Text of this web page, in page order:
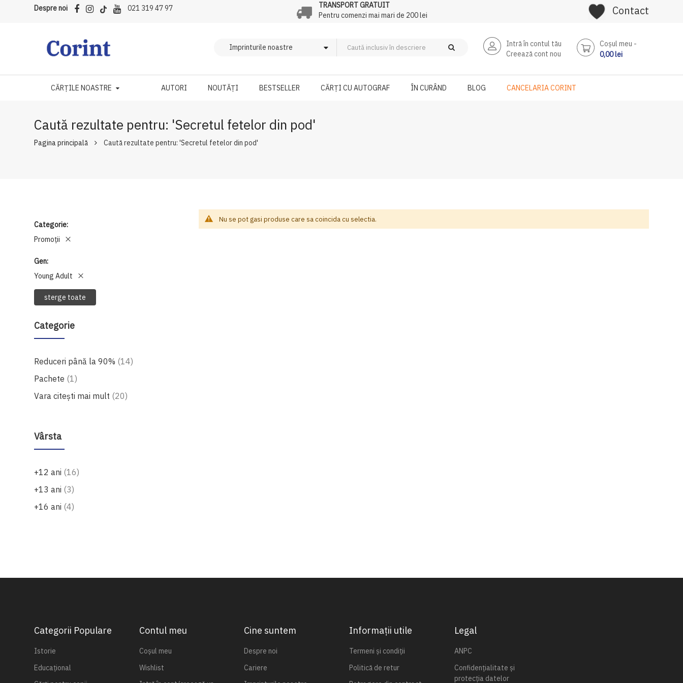
Despre noi 021 319 47 97
TRANSPORT GRATUIT
Pentru comenzi mai mari de 200 lei
Contact
Intră în contul tău
Creează cont nou
Coşul meu
0,00 lei
CĂRȚILE NOASTRE AUTORI NOUTĂȚI BESTSELLER CĂRȚI CU AUTOGRAF ÎN CURÂND BLOG CANCELARIA CORINT
Caută rezultate pentru: 'Secretul fetelor din pod'
Pagina principală Caută rezultate pentru: 'Secretul fetelor din pod'
Nu se pot gasi produse care sa coincida cu selectia.
Categorie
Promoții
Gen
Young Adult
sterge toate
Categorie
Reduceri până la 90% 14produse
Pachete 1produs
Vara citești mai mult 20produse
Vârsta
+12 ani 16produse
+13 ani 3produse
+16 ani 4produse
Categorii Populare
Istorie
Educațional
Contul meu
Coșul meu
Wishlist
Cine suntem
Despre noi
Cariere
Informații utile
Termeni și condiții
Politică de retur
Legal
ANPC
Confidențialitate și
protecția datelor